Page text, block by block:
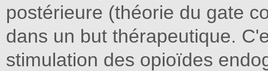
postérieure (théorie du gate
dans un but thérapeutique.
stimulation des opioïdes